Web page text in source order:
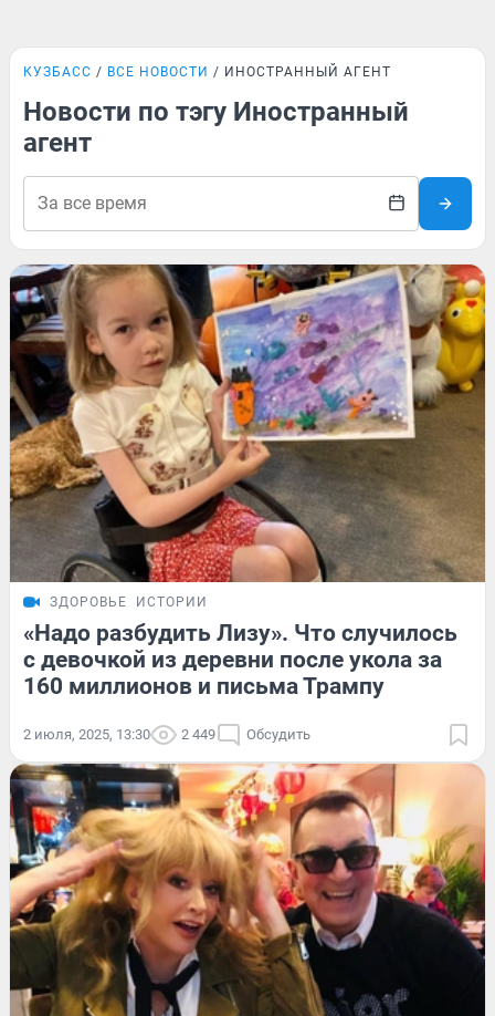
КУЗБАСС ВСЕ НОВОСТИ ИНОСТРАННЫЙ АГЕНТ
Новости по тэгу Иностранный
агент
ЗДОРОВЬЕ ИСТОРИИ
«Надо разбудить Лизу». Что случилось
с девочкой из деревни после укола за
160 миллионов и письма Трампу
2 июля, 2025, 13:30 2 449 Обсудить